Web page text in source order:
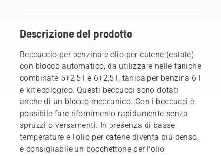
Descrizione del prodotto
Beccuccio per benzina e olio per catene (estate)
con blocco automatico, da utilizzare nelle taniche
combinate 5+2,5 l e 6+2,5 l, tanica per benzina 6 l
e kit ecologico. Questi beccucci sono dotati
anche di un blocco meccanico. Con i beccucci è
possibile fare rifornimento rapidamente senza
spruzzi o versamenti. In presenza di basse
temperature e l'olio per catene diventa più denso,
è consigliabile un bocchettone per l'olio